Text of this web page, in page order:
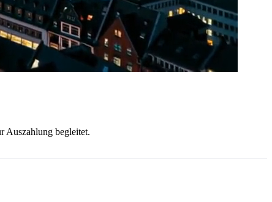
Auszahlung begleitet.